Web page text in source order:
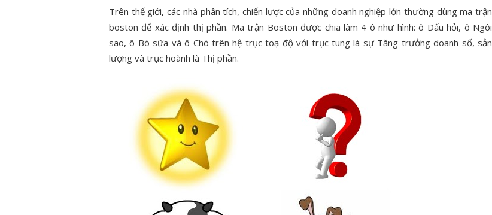
Trên thế giới, các nhà phân tích, chiến lược của những doanh nghiệp lớn thường dùng ma trận
boston để xác định thị phần. Ma trận Boston được chia làm 4 ô như hình: ô Dấu hỏi, ô Ngôi
sao, ô Bò sữa và ô Chó trên hệ trục toạ độ với trục tung là sự Tăng trưởng doanh số, sản
lượng và trục hoành là Thị phần.